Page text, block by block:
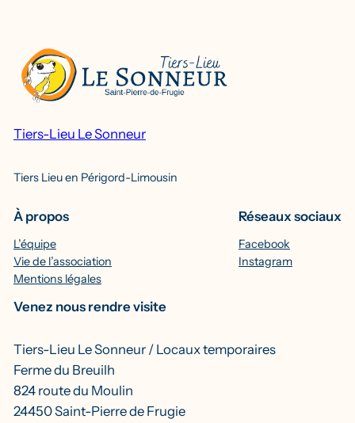
Tiers-Lieu Le Sonneur
Tiers Lieu en Périgord-Limousin
À propos
L’équipe
Vie de l’association
Mentions légales
Réseaux sociaux
Facebook
Instagram
Venez nous rendre visite
Tiers-Lieu Le Sonneur / Locaux temporaires
Ferme du Breuilh
824 route du Moulin
24450 Saint-Pierre de Frugie